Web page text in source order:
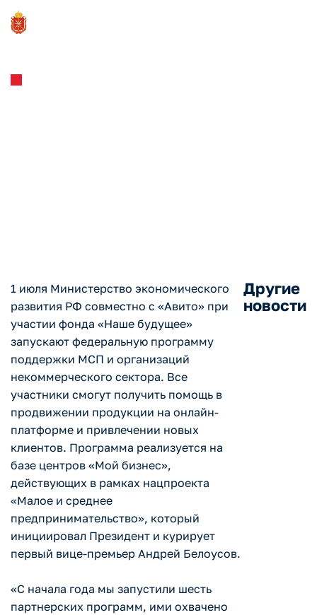
1 июля Министерство экономического
развития РФ совместно с «Авито» при
участии фонда «Наше будущее»
запускают федеральную программу
поддержки МСП и организаций
некоммерческого сектора. Все
участники смогут получить помощь в
продвижении продукции на онлайн-
платформе и привлечении новых
клиентов. Программа реализуется на
базе центров «Мой бизнес»,
действующих в рамках нацпроекта
«Малое и среднее
предпринимательство», который
инициировал Президент и курирует
первый вице-премьер Андрей Белоусов.
«С начала года мы запустили шесть
партнерских программ, ими охвачено
Другие
новости